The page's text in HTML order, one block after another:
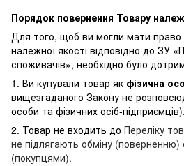
Порядок повернення Товару
Для того, щоб ви могли мати право
належної якості відповідно до ЗУ
споживачів», необхідно було
1. Ви купували товар як фізична
вищезгаданого Закону не
особи та фізичних осіб-підприємців).
2. Товар не входить до Переліку
не підлягають обміну
(покупцями).